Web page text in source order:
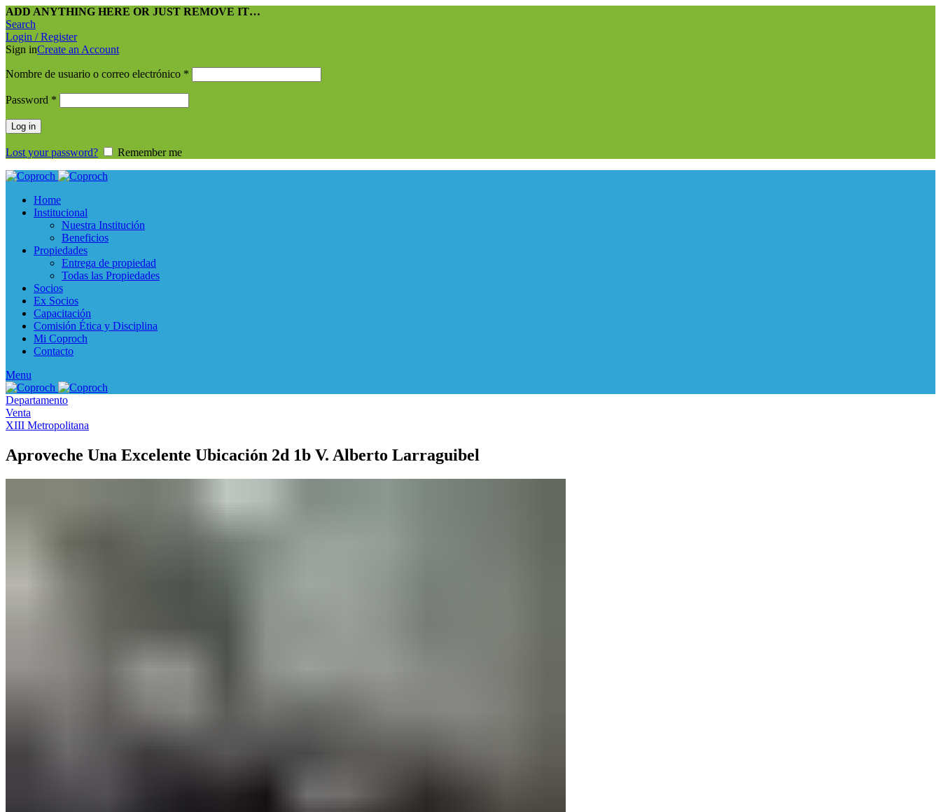
ADD ANYTHING HERE OR JUST REMOVE IT…
Search
Login / Register
Sign inCreate an Account
Nombre de usuario o correo electrónico *
Password *
Log in
Lost your password? Remember me
Home
Institucional
Nuestra Institución
Beneficios
Propiedades
Entrega de propiedad
Todas las Propiedades
Socios
Ex Socios
Capacitación
Comisión Ética y Disciplina
Mi Coproch
Contacto
Menu
Departamento
Venta
XIII Metropolitana
Aproveche Una Excelente Ubicación 2d 1b V. Alberto Larraguibel